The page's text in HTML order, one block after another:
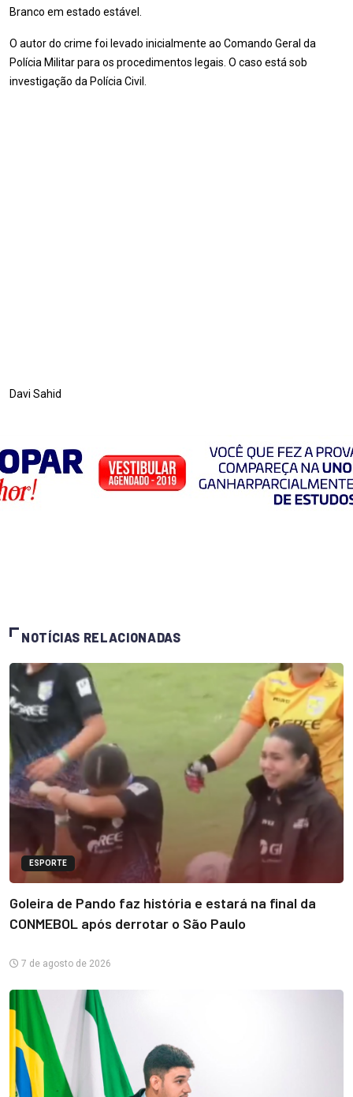
Branco em estado estável.
O autor do crime foi levado inicialmente ao Comando Geral da
Polícia Militar para os procedimentos legais. O caso está sob
investigação da Polícia Civil.
Davi Sahid
NOTÍCIAS RELACIONADAS
ESPORTE
Goleira de Pando faz história e estará na final da
CONMEBOL após derrotar o São Paulo
7 de agosto de 2026